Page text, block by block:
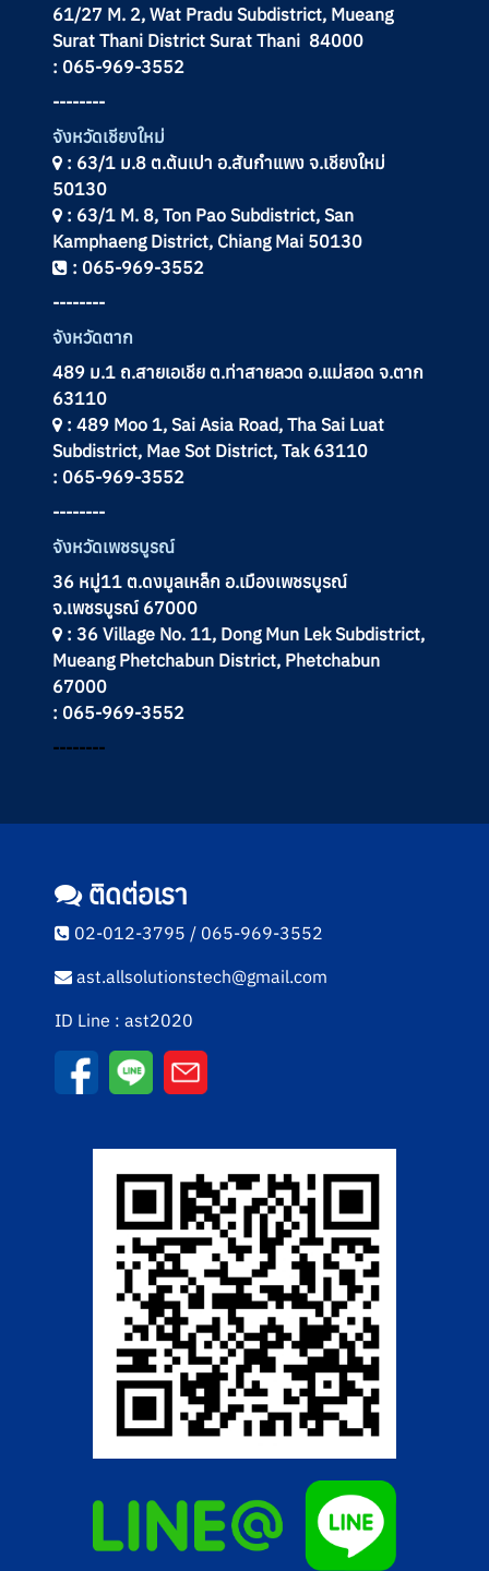
61/27 M. 2, Wat Pradu Subdistrict, Mueang
Surat Thani District Surat Thani 84000
: 065-969-3552
--------
จังหวัดเชียงใหม่
: 63/1 ม.8 ต.ต้นเปา อ.สันกำแพง จ.เชียงใหม่
50130
: 63/1 M. 8, Ton Pao Subdistrict, San
Kamphaeng District, Chiang Mai 50130
: 065-969-3552
--------
จังหวัดตาก
489 ม.1 ถ.สายเอเชีย ต.ท่าสายลวด อ.แม่สอด จ.ตาก
63110
: 489 Moo 1, Sai Asia Road, Tha Sai Luat
Subdistrict, Mae Sot District, Tak 63110
: 065-969-3552
--------
จังหวัดเพชรบูรณ์
36 หมู่11 ต.ดงมูลเหล็ก อ.เมืองเพชรบูรณ์
จ.เพชรบูรณ์ 67000
: 36 Village No. 11, Dong Mun Lek Subdistrict,
Mueang Phetchabun District, Phetchabun
67000
: 065-969-3552
--------
ติดต่อเรา
02-012-3795 / 065-969-3552
ast.allsolutionstech@gmail.com
ID Line : ast2020